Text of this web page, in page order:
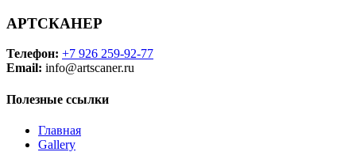
АРТСКАНЕР
Телефон: +7 926 259-92-77
Email: info@artscaner.ru
Полезные ссылки
Главная
Gallery